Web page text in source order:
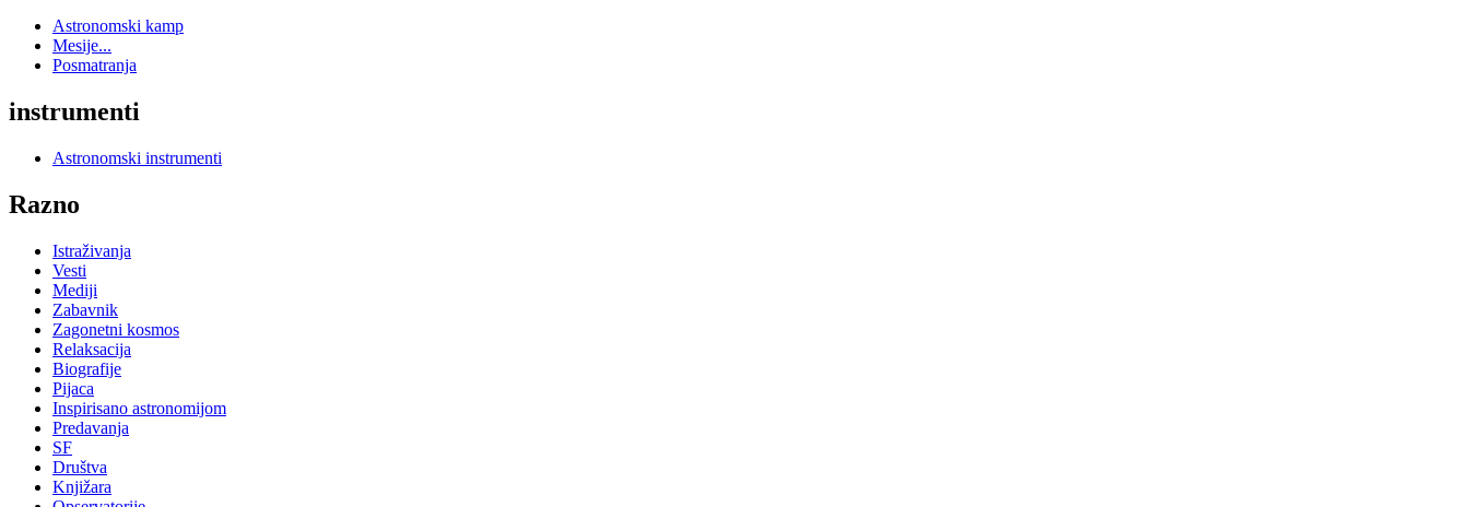
Astronomski kamp
Mesije...
Posmatranja
instrumenti
Astronomski instrumenti
Razno
Istraživanja
Vesti
Mediji
Zabavnik
Zagonetni kosmos
Relaksacija
Biografije
Pijaca
Inspirisano astronomijom
Predavanja
SF
Društva
Knjižara